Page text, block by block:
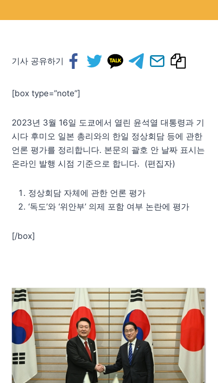
기사 공유하기
[box type=”note”]
2023년 3월 16일 도쿄에서 열린 윤석열 대통령과 기
시다 후미오 일본 총리와의 한일 정상회담 등에 관한
언론 평가를 정리합니다. 본문의 괄호 안 날짜 표시는
온라인 발행 시점 기준으로 합니다. (편집자)
정상회담 자체에 관한 언론 평가
‘독도’와 ‘위안부’ 의제 포함 여부 논란에 평가
[/box]